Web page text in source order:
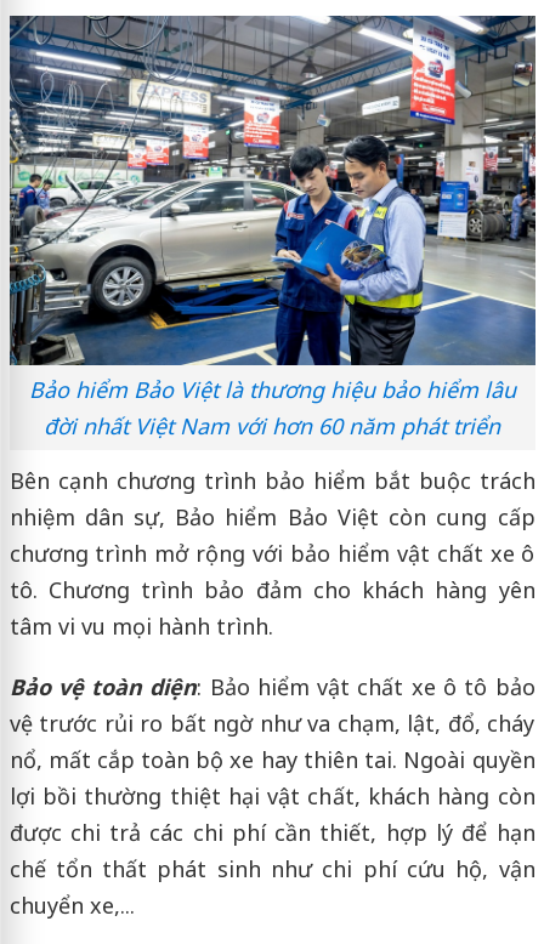
Bảo hiểm Bảo Việt là thương hiệu bảo hiểm lâu
đời nhất Việt Nam với hơn 60 năm phát triển
Bên cạnh chương trình bảo hiểm bắt buộc trách
nhiệm dân sự, Bảo hiểm Bảo Việt còn cung cấp
chương trình mở rộng với bảo hiểm vật chất xe ô
tô. Chương trình bảo đảm cho khách hàng yên
tâm vi vu mọi hành trình.
Bảo vệ toàn diện: Bảo hiểm vật chất xe ô tô bảo
vệ trước rủi ro bất ngờ như va chạm, lật, đổ, cháy
nổ, mất cắp toàn bộ xe hay thiên tai. Ngoài quyền
lợi bồi thường thiệt hại vật chất, khách hàng còn
được chi trả các chi phí cần thiết, hợp lý để hạn
chế tổn thất phát sinh như chi phí cứu hộ, vận
chuyển xe,...